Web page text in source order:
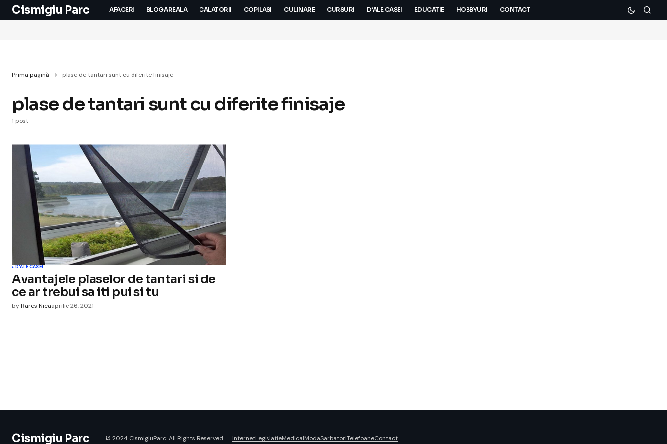
Cismigiu Parc AFACERI BLOGAREALA CALATORII COPILASI CULINARE CURSURI D’ALE CASEI EDUCATIE HOBBYURI CONTACT
Prima pagină plase de tantari sunt cu diferite finisaje
plase de tantari sunt cu diferite finisaje
1 post
D'ALE CASEI
Avantajele plaselor de tantari si de
ce ar trebui sa iti pui si tu
byRares Nicaaprilie 26, 2021
Cismigiu Parc © 2024 CismigiuParc. All Rights Reserved. InternetLegislatieMedicalModaSarbatoriTelefoaneContact